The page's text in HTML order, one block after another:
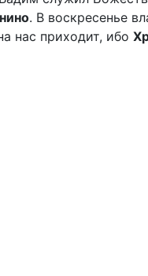
. В воскресенье
нас приходит, ибо